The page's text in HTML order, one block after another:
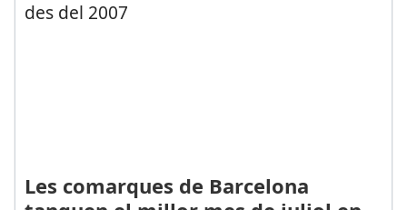
Les comarques de Barcelona